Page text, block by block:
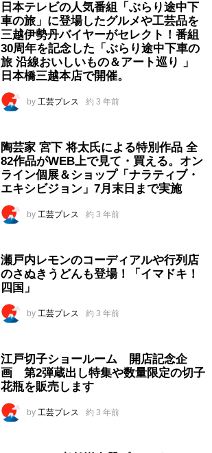
日本テレビの人気番組「ぶらり途中下
車の旅」に登場したグルメや工芸品を
三越伊勢丹バイヤーがセレクト！番組
30周年を記念した「ぶらり途中下車の
旅 沿線おいしいもの＆アート巡り 」
日本橋三越本店で開催。
by 工芸プレス 約 3 年前
陶芸家 宮下 将太氏による特別作品 全
82作品がWEB上で見て・買える。オン
ライン個展＆ショップ「ナラティブ・
エキシビジョン」7月末日まで実施
by 工芸プレス 約 3 年前
瀬戸内レモンのコーディアルや行列店
のさぬきうどんも登場！「イマドキ！
四国」
by 工芸プレス 約 3 年前
江戸切子ショールーム 開店記念企
画 第2弾蔵出し特集や数量限定の切子
花瓶を販売します
by 工芸プレス 約 3 年前